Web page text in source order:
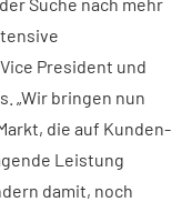
President und
„Wir bringen nun
die auf Kunden-
Leistung
damit, noch